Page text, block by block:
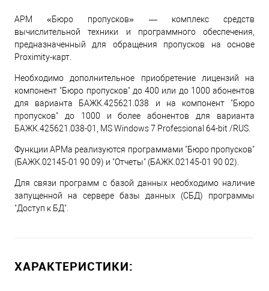
АРМ «Бюро пропусков» — комплекс средств
вычислительной техники и программного обеспечения,
предназначенный для обращения пропусков на основе
Proximity-карт.
Необходимо дополнительное приобретение лицензий на
компонент "Бюро пропусков" до 400 или до 1000 абонентов
для варианта БАЖК.425621.038 и на компонент "Бюро
пропусков" до 1000 и более абонентов для варианта
БАЖК.425621.038-01, MS Windows 7 Professional 64-bit /RUS.
Функции АРМа реализуются программами "Бюро пропусков"
(БАЖК.02145-01 90 09) и "Отчеты" (БАЖК.02145-01 90 02).
Для связи программ с базой данных необходимо наличие
запущенной на сервере базы данных (СБД) программы
"Доступ к БД".
ХАРАКТЕРИСТИКИ: